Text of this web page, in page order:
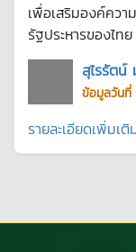
เพื่อเสริมองค์ควา
รัฐประหารของไทย
สุไรรัตน์
ข้อมูลวันที่
รายละเอียดเพิ่มเติ